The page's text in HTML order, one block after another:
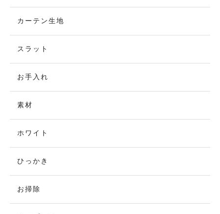
カーテン生地
スラット
お手入れ
素材
ホワイト
ひっかき
お掃除